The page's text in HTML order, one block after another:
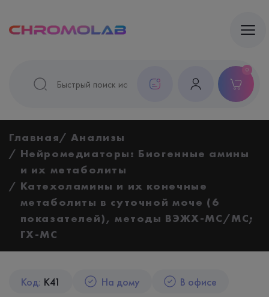
0
Главная
Анализы
Нейромедиаторы: Биогенные амины
и их метаболиты
Катехоламины и их конечные
метаболиты в суточной моче (6
показателей), методы ВЭЖХ-МС/МС;
ГХ-МС
Код: K41 На дому В офисе